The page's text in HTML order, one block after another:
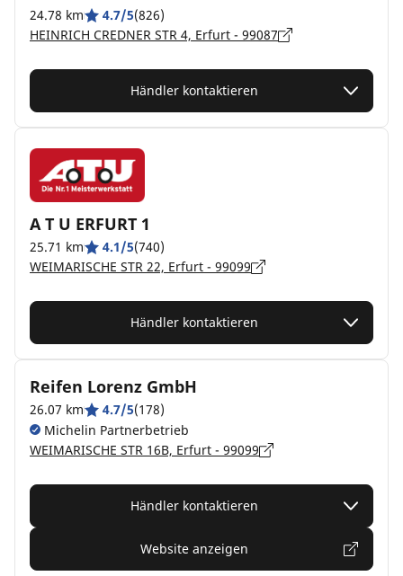
24.78 km 4.7/5(826)
HEINRICH CREDNER STR 4, Erfurt - 99087
Händler kontaktieren
A T U ERFURT 1
25.71 km 4.1/5(740)
WEIMARISCHE STR 22, Erfurt - 99099
Händler kontaktieren
Reifen Lorenz GmbH
26.07 km 4.7/5(178)
Michelin Partnerbetrieb
WEIMARISCHE STR 16B, Erfurt - 99099
Händler kontaktieren
Website anzeigen